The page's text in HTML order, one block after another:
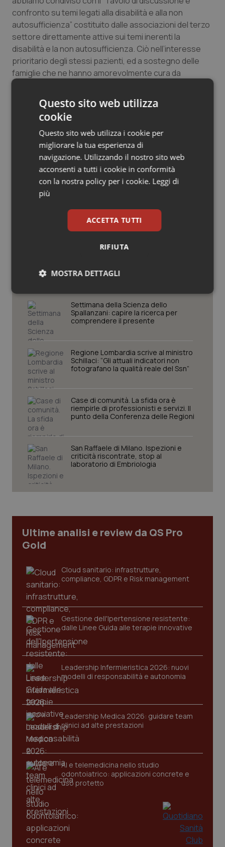
Salute orale & impianti
Sangue & coagulazione
Tiroide
Tumore ovarico
Tumori del Polmone & Testa Collo
Tumori gastrointestinali
Ulcera & Reflusso
confronto su temi legati alla disabilità e alla non
autosufficienza” costituito dalle associazioni del terzo
settore direttamente attive sui temi inerenti la
disabilità e la non autosufficienza. Ciò nell’interesse
prioritario degli stessi pazienti, ed a sostegno delle
famiglie che ne hanno amorevolmente cura da
Elisabetta Caredda
Elisabetta Caredda
27 Settembre 2022
© Riproduzione riservata
Regioni e Asl
Settimana della Scienza dello
Spallanzani: capire la ricerca per
comprendere il presente
Regione Lombardia scrive al ministro
Schillaci: “Gli attuali indicatori non
fotografano la qualità reale del Ssn”
Case di comunità. La sfida ora è
riempirle di professionisti e servizi. Il
punto della Conferenza delle Regioni
San Raffaele di Milano. Ispezioni e
criticità riscontrate, stop al
laboratorio di Embriologia
Ultime analisi e review da QS Pro
Gold
Cloud sanitario: infrastrutture,
compliance, GDPR e Risk management
Gestione dell'Ipertensione resistente:
dalle Linee Guida alle terapie innovative
Leadership Infermieristica 2026: nuovi
modelli di responsabilità e autonomia
Leadership Medica 2026: guidare team
clinici ad alte prestazioni
AI e telemedicina nello studio
odontoiatrico: applicazioni concrete e
uso protetto
Questo sito web utilizza
cookie
Questo sito web utilizza i cookie per
migliorare la tua esperienza di
navigazione. Utilizzando il nostro sito web
acconsenti a tutti i cookie in conformità
con la nostra policy per i cookie. Leggi di
più
ACCETTA TUTTI
RIFIUTA
MOSTRA DETTAGLI
Necessari Statistici Marketing
Necessari Statistici Marketing
I cookie necessari contribuiscono a rendere fruibile il
navigazione sulle pagine e l'accesso alle aree
protette del sito. Il sito web non è in grado di
funzionare correttamente senza questi cookie.
VISITOR_PRIVACY_METADATA
YouTube
.youtube.com
CookieScriptConsent
CookieScript
www.quotidianosanita.it
tracking-sites-ironfish-
tracking-enable
tracking-sites-ironfish-